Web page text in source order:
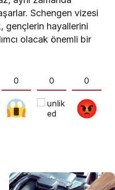
Schengen vizesi
gençlerin hayallerini
olacak önemli bir
0 0 0